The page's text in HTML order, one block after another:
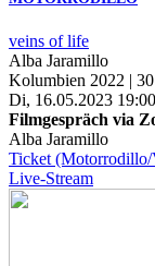
veins of life
Alba Jaramillo
Kolumbien 2022 |
Di, 16.05.2023 19:00
Filmgespräch via
Alba Jaramillo
Ticket (Motorrodillo/
Live-Stream